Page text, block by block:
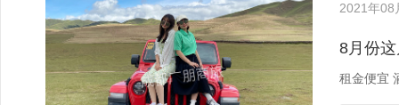
2021年08
8月份
租金便宜